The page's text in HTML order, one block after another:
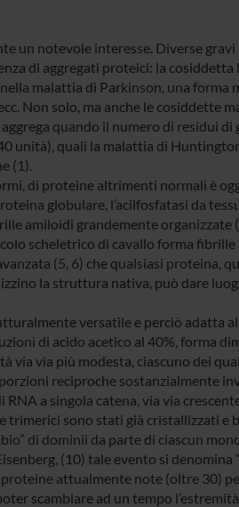
un notevole interesse. Diverse
di aggregati proteici: la
malattia di Parkinson, una forma
Non solo, ma anche le cosiddette
quando il numero di residui
unità), quali la malattia di
(1).
di proteine altrimenti normali è
globulare, l’acilfosfatasi da
amiloidi grandemente organizzate
scheletrico di cavallo forma
(5, 6) che qualsiasi proteina,
la struttura nativa, può dare
versatile e perciò adatta
di acido acetico al 40%, forma
via più modesta, ciascuno dei
reciproche sostanzialmente
a singola catena, via via
trimerici sono stati già cristallizzati e
di dominii da parte di ciascun
(10) tale evento si denomina
attualmente note (oltre 30)
scambiare ad un tempo